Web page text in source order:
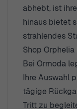
abhebt, ist
hinaus bietet
strahlendes
Shop
Bei Ormoda
Ihre Auswahl
tägige
Tritt zu